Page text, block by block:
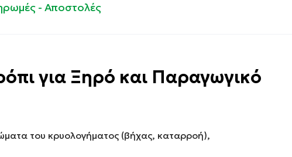
- Αποστολές
για Ξηρό και Παραγωγικό
του κρυολογήματος (βήχας, καταρροή),